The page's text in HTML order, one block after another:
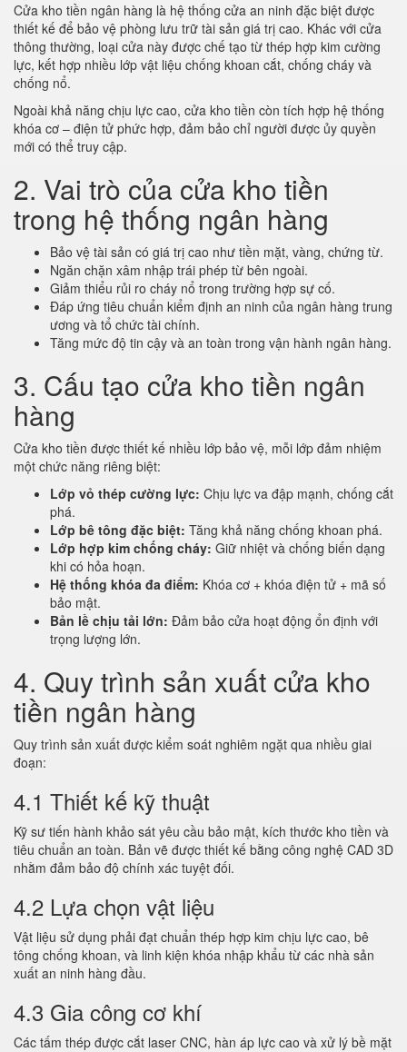
Cửa kho tiền ngân hàng là hệ thống cửa an ninh đặc biệt được
thiết kế để bảo vệ phòng lưu trữ tài sản giá trị cao. Khác với cửa
thông thường, loại cửa này được chế tạo từ thép hợp kim cường
lực, kết hợp nhiều lớp vật liệu chống khoan cắt, chống cháy và
chống nổ.
Ngoài khả năng chịu lực cao, cửa kho tiền còn tích hợp hệ thống
khóa cơ – điện tử phức hợp, đảm bảo chỉ người được ủy quyền
mới có thể truy cập.
2. Vai trò của cửa kho tiền
trong hệ thống ngân hàng
Bảo vệ tài sản có giá trị cao như tiền mặt, vàng, chứng từ.
Ngăn chặn xâm nhập trái phép từ bên ngoài.
Giảm thiểu rủi ro cháy nổ trong trường hợp sự cố.
Đáp ứng tiêu chuẩn kiểm định an ninh của ngân hàng trung
ương và tổ chức tài chính.
Tăng mức độ tin cậy và an toàn trong vận hành ngân hàng.
3. Cấu tạo cửa kho tiền ngân
hàng
Cửa kho tiền được thiết kế nhiều lớp bảo vệ, mỗi lớp đảm nhiệm
một chức năng riêng biệt:
Lớp vỏ thép cường lực: Chịu lực va đập mạnh, chống cắt
phá.
Lớp bê tông đặc biệt: Tăng khả năng chống khoan phá.
Lớp hợp kim chống cháy: Giữ nhiệt và chống biến dạng
khi có hỏa hoạn.
Hệ thống khóa đa điểm: Khóa cơ + khóa điện tử + mã số
bảo mật.
Bản lề chịu tải lớn: Đảm bảo cửa hoạt động ổn định với
trọng lượng lớn.
4. Quy trình sản xuất cửa kho
tiền ngân hàng
Quy trình sản xuất được kiểm soát nghiêm ngặt qua nhiều giai
đoạn:
4.1 Thiết kế kỹ thuật
Kỹ sư tiến hành khảo sát yêu cầu bảo mật, kích thước kho tiền và
tiêu chuẩn an toàn. Bản vẽ được thiết kế bằng công nghệ CAD 3D
nhằm đảm bảo độ chính xác tuyệt đối.
4.2 Lựa chọn vật liệu
Vật liệu sử dụng phải đạt chuẩn thép hợp kim chịu lực cao, bê
tông chống khoan, và linh kiện khóa nhập khẩu từ các nhà sản
xuất an ninh hàng đầu.
4.3 Gia công cơ khí
Các tấm thép được cắt laser CNC, hàn áp lực cao và xử lý bề mặt